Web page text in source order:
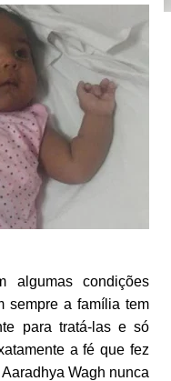
algumas condições
sempre a família tem
para tratá-las e só
a fé que fez
Wagh nunca